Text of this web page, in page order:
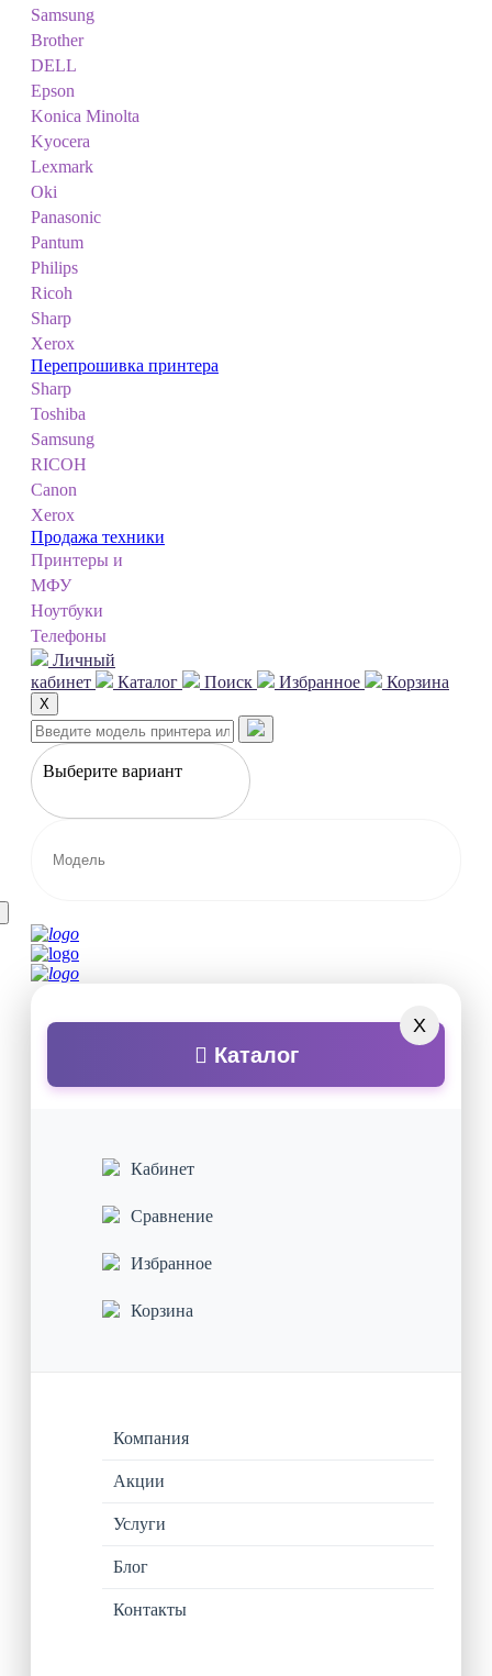
Samsung
Brother
DELL
Epson
Konica Minolta
Kyocera
Lexmark
Oki
Panasonic
Pantum
Philips
Ricoh
Sharp
Xerox
Перепрошивка принтера
Sharp
Toshiba
Samsung
RICOH
Canon
Xerox
Продажа техники
Принтеры и
МФУ
Ноутбуки
Телефоны
Личный
кабинет
Каталог Поиск Избранное Корзина
X
Выберите вариант
X
Каталог
Кабинет
Сравнение
Избранное
Корзина
Компания
Акции
Услуги
Блог
Контакты